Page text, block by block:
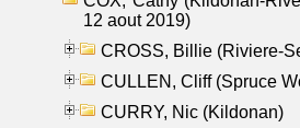
12 aout 2019)
CROSS, Billie (Riviere-
CULLEN, Cliff (Spruce
CURRY, Nic (Kildonan)